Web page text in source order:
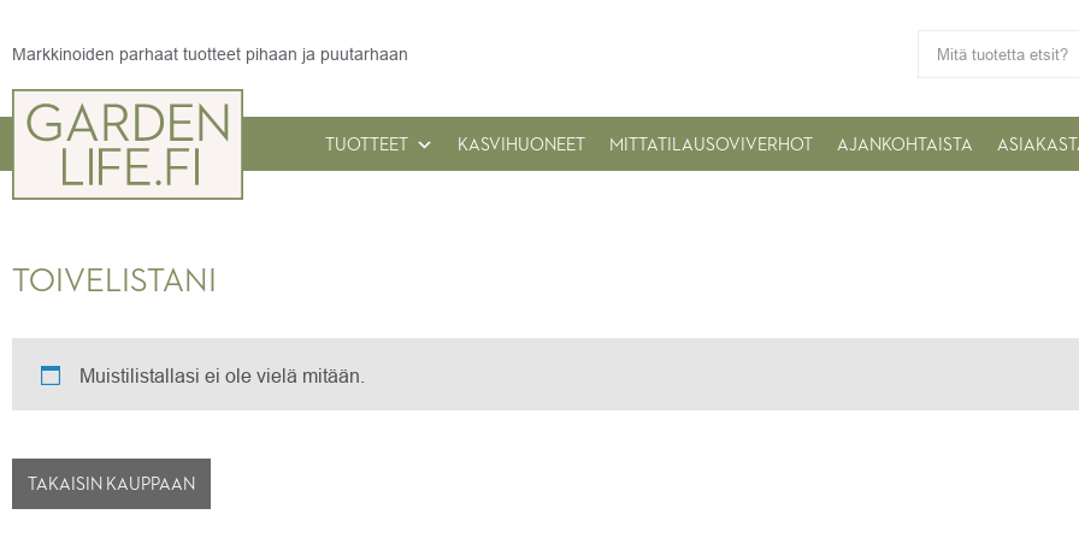
Markkinoiden parhaat tuotteet pihaan ja puutarhaan
TUOTTEET KASVIHUONEET MITTATILAUSOVIVERHOT AJANKOHTAISTA
TOIVELISTANI
Muistilistallasi ei ole vielä mitään.
TAKAISIN KAUPPAAN